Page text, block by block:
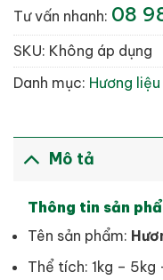
Tư vấn nhanh: 08
SKU: Không áp dụng
Danh mục: Hương
Mô tả
Thông tin sản
Tên sản phẩm:
Thể tích: 1kg – 5kg